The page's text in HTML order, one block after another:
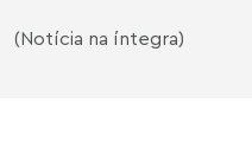
(Notícia na íntegra)